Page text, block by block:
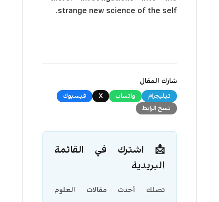
strange new science of the self.
شارك المقال
تيليجرام واتساب X
فيسبوك
نسخ الرابط
📩 اشترك في القائمة
البريدية
تصلك أحدث مقالات العلوم